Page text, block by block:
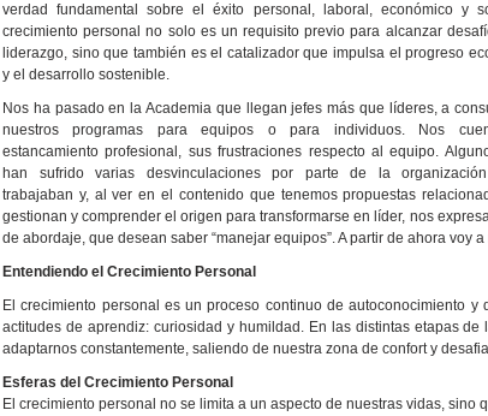
verdad fundamental sobre el éxito personal, laboral, económico y
crecimiento personal no solo es un requisito previo para alcanzar
liderazgo, sino que también es el catalizador que impulsa el progreso
y el desarrollo sostenible.
Nos ha pasado en la Academia que llegan jefes más que líderes, a
nuestros programas para equipos o para individuos. Nos
estancamiento profesional, sus frustraciones respecto al equipo.
han sufrido varias desvinculaciones por parte de la
trabajaban y, al ver en el contenido que tenemos propuestas
gestionan y comprender el origen para transformarse en líder, nos
de abordaje, que desean saber “manejar equipos”. A partir de ahora voy
Entendiendo el Crecimiento Personal
El crecimiento personal es un proceso continuo de autoconocimiento
actitudes de aprendiz: curiosidad y humildad. En las distintas etapas
adaptarnos constantemente, saliendo de nuestra zona de confort y
Esferas del Crecimiento Personal
El crecimiento personal no se limita a un aspecto de nuestras vidas, sino